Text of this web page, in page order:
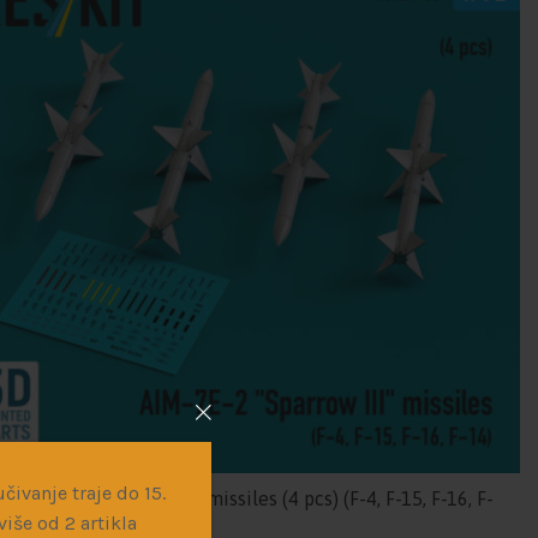
traje do 15.
od 2 artikla
7E-2 “Sparrow III” missiles (4 pcs) (F-4, F-15, F-16, F-
Printed)